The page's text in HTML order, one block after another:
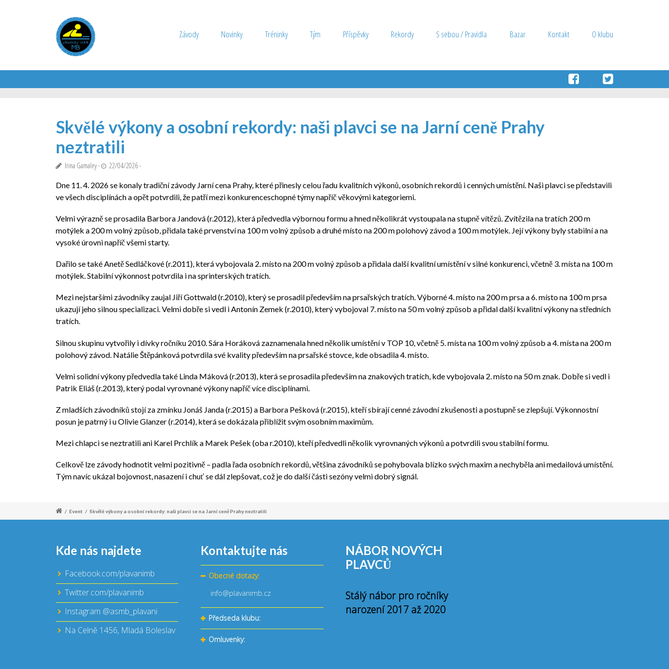
Závody Novinky Tréninky Tým Příspěvky Rekordy S sebou / Pravidla Bazar Kontakt O klubu
Skvělé výkony a osobní rekordy: naši plavci se na Jarní ceně Prahy
neztratili
Irina Gamaley 22/04/2026
Dne 11. 4. 2026 se konaly tradiční závody Jarní cena Prahy, které přinesly celou řadu kvalitních výkonů, osobních rekordů i cenných umístění. Naši plavci se představili
ve všech disciplínách a opět potvrdili, že patří mezi konkurenceschopné týmy napříč věkovými kategoriemi.
Velmi výrazně se prosadila Barbora Jandová (r.2012), která předvedla výbornou formu a hned několikrát vystoupala na stupně vítězů. Zvítězila na tratích 200 m
motýlek a 200 m volný způsob, přidala také prvenství na 100 m volný způsob a druhé místo na 200 m polohový závod a 100 m motýlek. Její výkony byly stabilní a na
vysoké úrovni napříč všemi starty.
Dařilo se také Anetě Sedláčkové (r.2011), která vybojovala 2. místo na 200 m volný způsob a přidala další kvalitní umístění v silné konkurenci, včetně 3. místa na 100 m
motýlek. Stabilní výkonnost potvrdila i na sprinterských tratích.
Mezi nejstaršími závodníky zaujal Jiří Gottwald (r.2010), který se prosadil především na prsařských tratích. Výborné 4. místo na 200 m prsa a 6. místo na 100 m prsa
ukazují jeho silnou specializaci. Velmi dobře si vedl i Antonín Zemek (r.2010), který vybojoval 7. místo na 50 m volný způsob a přidal další kvalitní výkony na středních
tratích.
Silnou skupinu vytvořily i dívky ročníku 2010. Sára Horáková zaznamenala hned několik umístění v TOP 10, včetně 5. místa na 100 m volný způsob a 4. místa na 200 m
polohový závod. Natálie Štěpánková potvrdila své kvality především na prsařské stovce, kde obsadila 4. místo.
Velmi solidní výkony předvedla také Linda Máková (r.2013), která se prosadila především na znakových tratích, kde vybojovala 2. místo na 50 m znak. Dobře si vedl i
Patrik Eliáš (r.2013), který podal vyrovnané výkony napříč více disciplínami.
Z mladších závodníků stojí za zmínku Jonáš Janda (r.2015) a Barbora Pešková (r.2015), kteří sbírají cenné závodní zkušenosti a postupně se zlepšují. Výkonnostní
posun je patrný i u Olivie Glanzer (r.2014), která se dokázala přiblížit svým osobním maximům.
Mezi chlapci se neztratili ani Karel Prchlík a Marek Pešek (oba r.2010), kteří předvedli několik vyrovnaných výkonů a potvrdili svou stabilní formu.
Celkově lze závody hodnotit velmi pozitivně – padla řada osobních rekordů, většina závodníků se pohybovala blízko svých maxim a nechyběla ani medailová umístění.
Tým navíc ukázal bojovnost, nasazení i chuť se dál zlepšovat, což je do další části sezóny velmi dobrý signál.
/ Event / Skvělé výkony a osobní rekordy: naši plavci se na Jarní ceně Prahy neztratili
Kde nás najdete
Facebook.com/plavanimb
Twitter.com/plavanimb
Instagram @asmb_plavani
Na Celně 1456, Mladá Boleslav
Kontaktujte nás
Obecné dotazy:
info@plavanimb.cz
Předseda klubu:
Omluvenky:
NÁBOR NOVÝCH
PLAVCŮ
Stálý nábor pro ročníky
narození 2017 až 2020